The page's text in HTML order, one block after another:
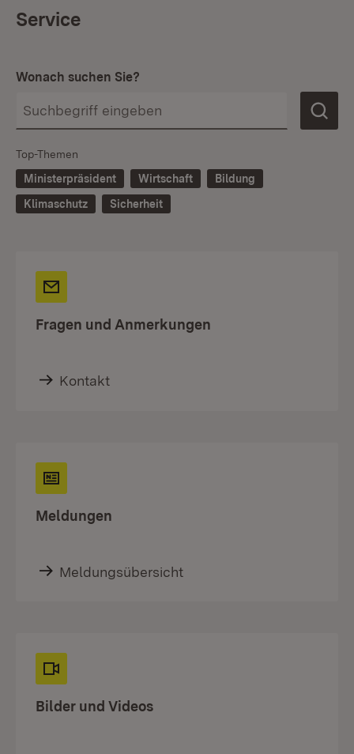
Service
Wonach suchen Sie?
Top-Themen
Ministerpräsident
Wirtschaft
Bildung
Klimaschutz
Sicherheit
Fragen und Anmerkungen
Kontakt
Meldungen
Meldungsübersicht
Bilder und Videos